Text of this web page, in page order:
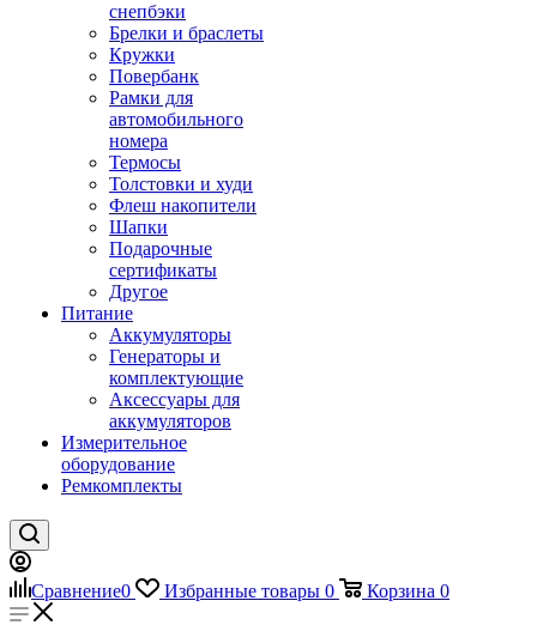
снепбэки
Брелки и браслеты
Кружки
Повербанк
Рамки для
автомобильного
номера
Термосы
Толстовки и худи
Флеш накопители
Шапки
Подарочные
сертификаты
Другое
Питание
Аккумуляторы
Генераторы и
комплектующие
Аксессуары для
аккумуляторов
Измерительное
оборудование
Ремкомплекты
Сравнение0 Избранные товары 0 Корзина 0